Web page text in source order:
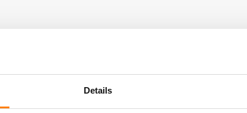
Details
samengesteld. De ervaring heeft echter geleerd
bevat.
directe of indirecte gevolg is van of in verband